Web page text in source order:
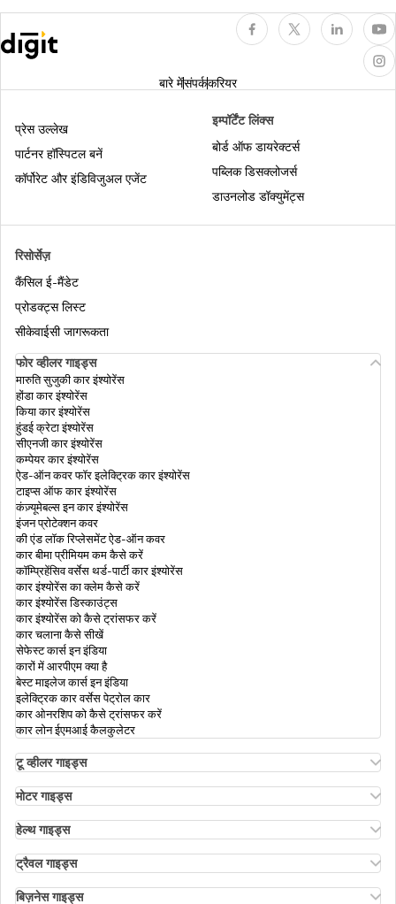
तमिलनाडु में वोटर आईडी के लिए आवेदन कैसे करें
पश्चिम बंगाल में मतदाता पहचान पत्र के लिए आवेदन
असम में नाम से वोटर आईडी कैसे खोजें
सिस्टमेटिक वोटर्स एजुकेशन एंड इलेक्टोरल पार्टिसिपेशन
इलेक्ट्रॉनिक वोटिंग मशीन क्या है
एनआरआई के लिए वोटर आईडी कार्ड
गुजरात में मतदाता पहचान पत्र के लिए आवेदन कैसे करें
तेलंगान में वोटर आईडी कार्ड
बारे मेंसंपर्ककरियर
रिसोर्सेज़
कैंसिल ई-मैंडेट
प्रोडक्ट्स लिस्ट
सीकेवाईसी जागरूकता
प्रेस उल्लेख
पार्टनर हॉस्पिटल बनें
कॉर्पोरेट और इंडिविजुअल एजेंट
इम्पॉर्टेंट लिंक्स
बोर्ड ऑफ डायरेक्टर्स
पब्लिक डिसक्लोजर्स
डाउनलोड डॉक्युमेंट्स
फोर व्हीलर गाइड्स
मारुति सुजुकी कार इंश्योरेंस
होंडा कार इंश्योरेंस
किया कार इंश्योरेंस
हुंडई क्रेटा इंश्योरेंस
सीएनजी कार इंश्योरेंस
कम्पेयर कार इंश्योरेंस
ऐड-ऑन कवर फॉर इलेक्ट्रिक कार इंश्योरेंस
टाइप्स ऑफ कार इंश्योरेंस
कंज़्यूमेबल्स इन कार इंश्योरेंस
इंजन प्रोटेक्शन कवर
की एंड लॉक रिप्लेसमेंट ऐड-ऑन कवर
कार बीमा प्रीमियम कम कैसे करें
कॉम्प्रिहेंसिव वर्सेस थर्ड-पार्टी कार इंश्योरेंस
कार इंश्योरेंस का क्लेम कैसे करें
कार इंश्योरेंस डिस्काउंट्स
कार इंश्योरेंस को कैसे ट्रांसफर करें
कार चलाना कैसे सीखें
सेफेस्ट कार्स इन इंडिया
कारों में आरपीएम क्या है
बेस्ट माइलेज कार्स इन इंडिया
इलेक्ट्रिक कार वर्सेस पेट्रोल कार
कार ओनरशिप को कैसे ट्रांसफर करें
कार लोन ईएमआई कैलकुलेटर
टू व्हीलर गाइड्स
अथर एनर्जी बाइक इंश्योरेंस
बाइक इंश्योरेंस रिन्यूअल
बाइक इंश्योरेंस फॉर 3 ईयर्स
कॉम्प्रिहेंसिव एंड थर्ड-पार्टी बाइक इंश्योरेंस
कैशलेस बाइक इंश्योरेंस
कम्पेयर बाइक इंश्योरेंस
ऐड-ऑन कवर इन बाइक इंश्योरेंस
मोटर गाइड्स
मोटर इंश्योरेंस के प्रकार
कॉम्प्रिहेंसिव वर्सेस ज़ीरो डिप्रिसिएशन इंश्योरेंस
रोडसाइड असिस्टेंस कवर
पीए कवर इन मोटर इंश्योरेंस
पीए कवर इन मोटर इंश्योरेंस
हेल्थ गाइड्स
एनआरआई पैरेंट्स के लिए हेल्थ इंश्योरेंस
रिइम्बर्समेंट क्लेम
इंडिविजुअल हेल्थ इंश्योरेंस
ट्रैवल गाइड्स
सीनियर सिटीज़न्स के लिए ट्रैवल इंश्योरेंस
बिज़नेस गाइड्स